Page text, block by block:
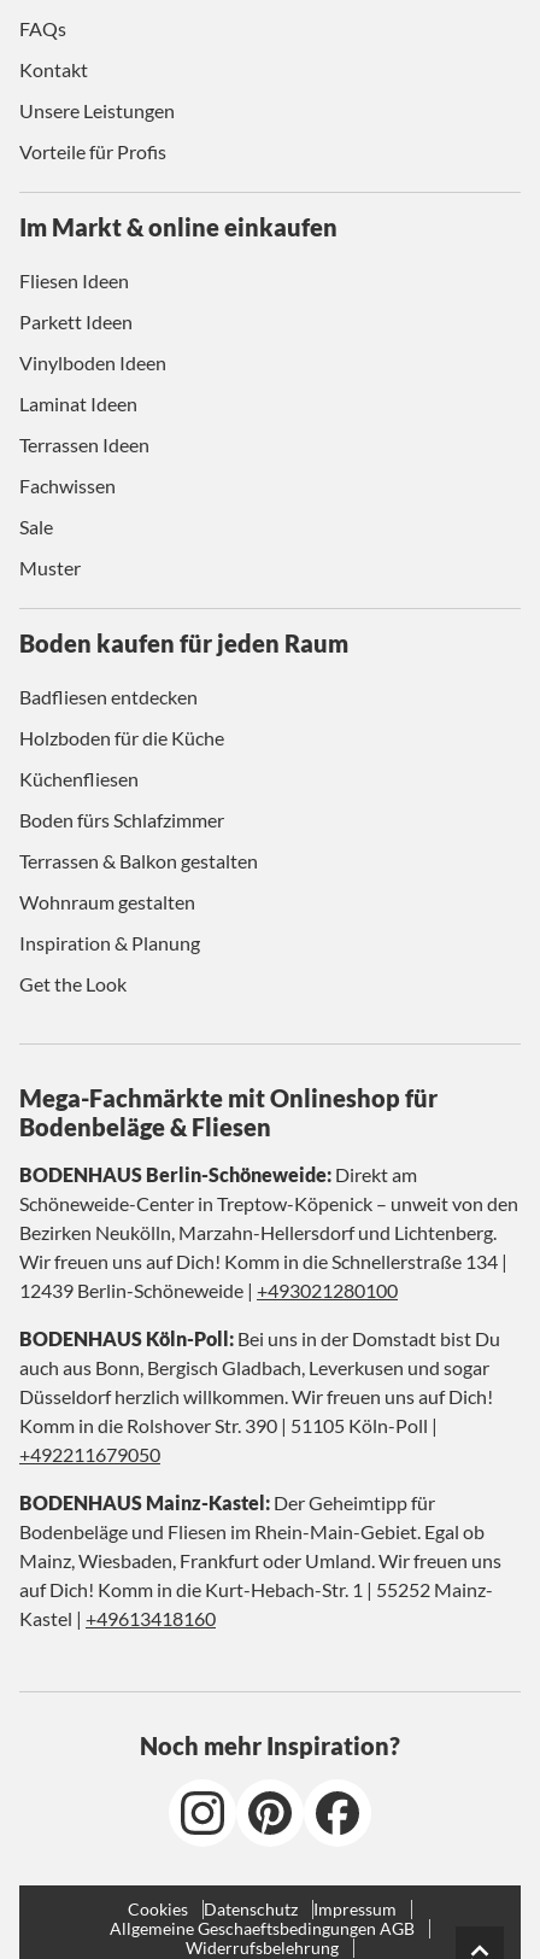
FAQs
Kontakt
Unsere Leistungen
Vorteile für Profis
Im Markt & online einkaufen
Fliesen Ideen
Parkett Ideen
Vinylboden Ideen
Laminat Ideen
Terrassen Ideen
Fachwissen
Sale
Muster
Boden kaufen für jeden Raum
Badfliesen entdecken
Holzboden für die Küche
Küchenfliesen
Boden fürs Schlafzimmer
Terrassen & Balkon gestalten
Wohnraum gestalten
Inspiration & Planung
Get the Look
Mega-Fachmärkte mit Onlineshop für
Bodenbeläge & Fliesen
BODENHAUS Berlin-Schöneweide: Direkt am
Schöneweide-Center in Treptow-Köpenick – unweit von den
Bezirken Neukölln, Marzahn-Hellersdorf und Lichtenberg.
Wir freuen uns auf Dich! Komm in die Schnellerstraße 134 |
12439 Berlin-Schöneweide | +493021280100
BODENHAUS Köln-Poll: Bei uns in der Domstadt bist Du
auch aus Bonn, Bergisch Gladbach, Leverkusen und sogar
Düsseldorf herzlich willkommen. Wir freuen uns auf Dich!
Komm in die Rolshover Str. 390 | 51105 Köln-Poll |
+492211679050
BODENHAUS Mainz-Kastel: Der Geheimtipp für
Bodenbeläge und Fliesen im Rhein-Main-Gebiet. Egal ob
Mainz, Wiesbaden, Frankfurt oder Umland. Wir freuen uns
auf Dich! Komm in die Kurt-Hebach-Str. 1 | 55252 Mainz-
Kastel | +49613418160
Noch mehr Inspiration?
Cookies Datenschutz
Impressum
Allgemeine Geschaeftsbedingungen AGB
Widerrufsbelehrung